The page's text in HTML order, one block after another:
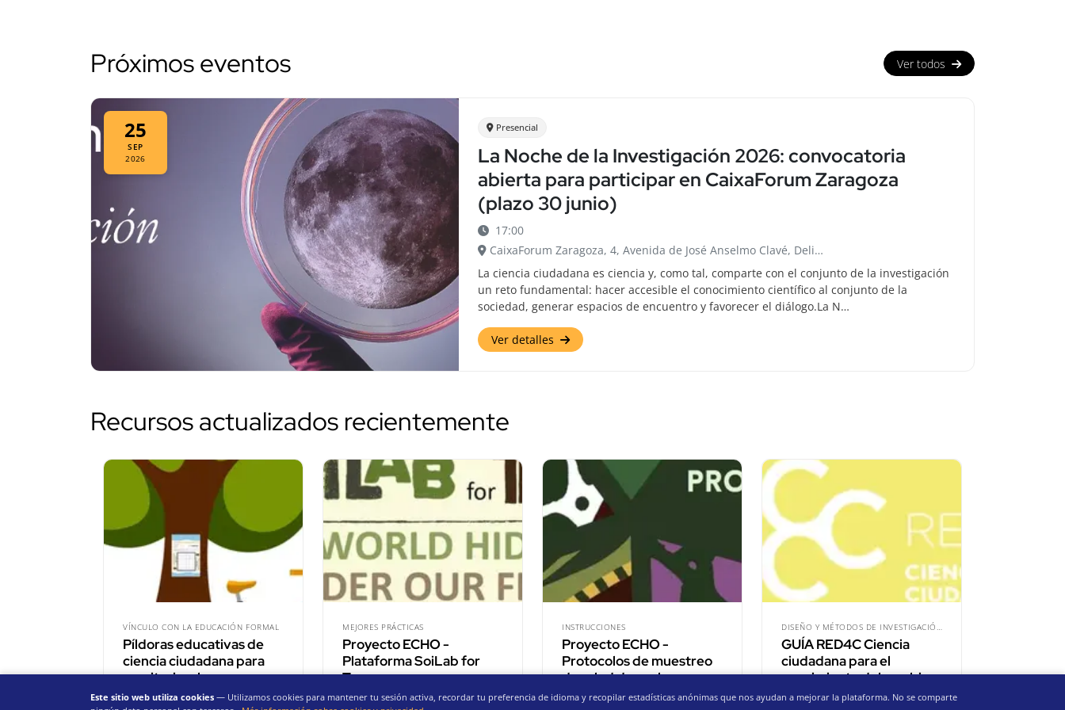
Próximos eventos Ver todos
25
SEP
2026
Presencial
La Noche de la Investigación 2026: convocatoria
abierta para participar en CaixaForum Zaragoza
(plazo 30 junio)
17:00
CaixaForum Zaragoza, 4, Avenida de José Anselmo Clavé, Deli…
La ciencia ciudadana es ciencia y, como tal, comparte con el conjunto de la investigación
un reto fundamental: hacer accesible el conocimiento científico al conjunto de la
sociedad, generar espacios de encuentro y favorecer el diálogo.La N…
Ver detalles
Recursos actualizados recientemente
VÍNCULO CON LA EDUCACIÓN FORMAL
Píldoras educativas de
ciencia ciudadana para
monitorizar l…
Universidad de Deusto
MEJORES PRÁCTICAS
Proyecto ECHO -
Plataforma SoiLab for
Teens
Fundación Ibercivis
INSTRUCCIONES
Proyecto ECHO -
Protocolos de muestreo
de salud de suelo
Fundación Ibercivis
DISEÑO Y MÉTODOS DE INVESTIGACIÓN
GUÍA RED4C Ciencia
ciudadana para el
seguimiento del cambio…
Red Cambera
Este sitio web utiliza cookies — Utilizamos cookies para mantener tu sesión activa, recordar tu preferencia de idioma y recopilar estadísticas anónimas que nos ayudan a mejorar la plataforma. No se comparte